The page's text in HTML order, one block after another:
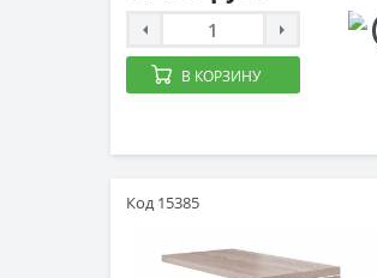
В КОРЗИНУ
Код 15385